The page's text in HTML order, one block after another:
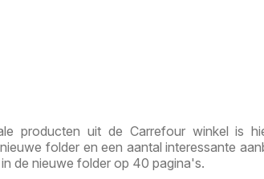
producten uit de Carrefour winkel is
folder en een aantal interessante
de nieuwe folder op 40 pagina's.